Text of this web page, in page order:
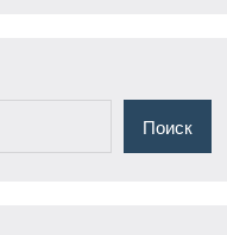
Поиск